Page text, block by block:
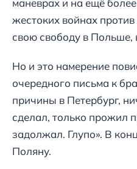
маневрах и на ещё
жестоких войнах
свою свободу в Польше,
Но и это намерение
очередного письма к
причины в Петербург,
сделал, только прожил
задолжал. Глупо». В
Поляну.